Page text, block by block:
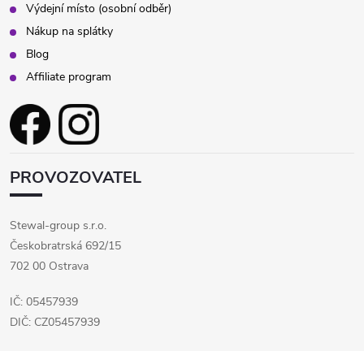
Výdejní místo (osobní odběr)
Nákup na splátky
Blog
Affiliate program
PROVOZOVATEL
Stewal-group s.r.o.
Českobratrská 692/15
702 00 Ostrava
IČ: 05457939
DIČ: CZ05457939